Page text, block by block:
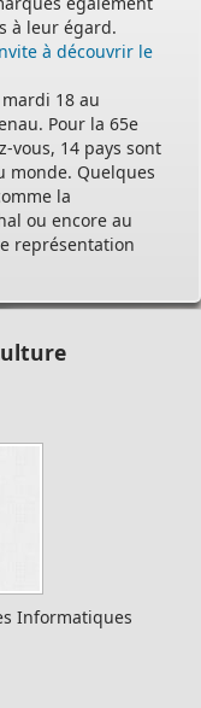
à leur égard.
à découvrir le
18 au
Pour la 65e
vous, 14 pays sont
monde. Quelques
la
ou encore au
représentation
Informatiques